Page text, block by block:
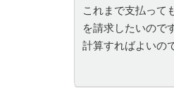
これまで支払って
を請求したいので
計算すればよいの